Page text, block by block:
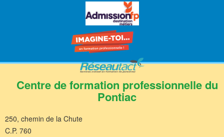
Centre de formation professionnelle du
Pontiac
250, chemin de la Chute
C.P. 760